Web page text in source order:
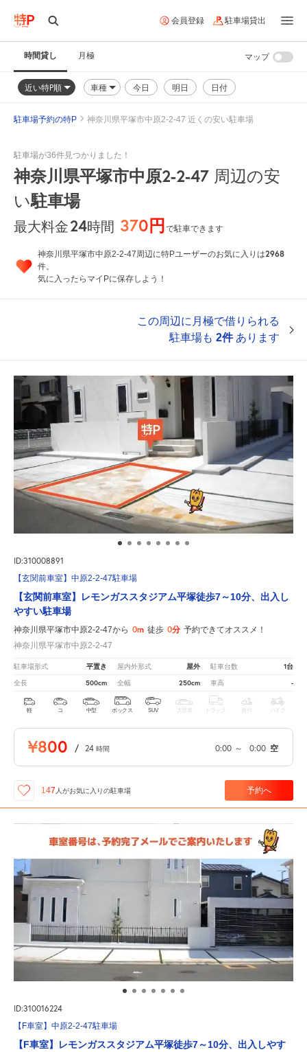
会員登録 駐車場貸出
時間貸し 月極
近い特P順 車種 今日 明日 日付
マップ
駐車場予約の特P 神奈川県平塚市中原2-2-47 近くの安い駐車場
駐車場が36件見つかりました！
神奈川県平塚市中原2-2-47 周辺の安
い駐車場
最大料金24時間 370円で駐車できます
神奈川県平塚市中原2-2-47周辺に特Pユーザーのお気に入りは2968
件。
気に入ったらマイPに保存しよう！
この周辺に月極で借りられる
駐車場も 2件あります
ID:310008891
【玄関前車室】中原2-2-47駐車場
【玄関前車室】レモンガススタジアム平塚徒歩7～10分、出入し
やすい駐車場
神奈川県平塚市中原2-2-47から 0m 徒歩 0分 予約できてオススメ！
神奈川県平塚市中原2-2-47
駐車場形式 平置き 屋内外形式 屋外 駐車台数 1台
全長 500cm 全幅 250cm 車高 -
軽 コ 中型 ボックス SUV 大型車 トラック 原付 バイク
¥800 / 24 時間 0:00 ～ 0:00 空
147 人がお気に入りの駐車場 予約へ
ID:310016224
【F車室】中原2-2-47駐車場
【F車室】レモンガススタジアム平塚徒歩7～10分、出入しやす